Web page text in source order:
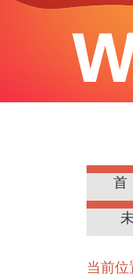
当前位